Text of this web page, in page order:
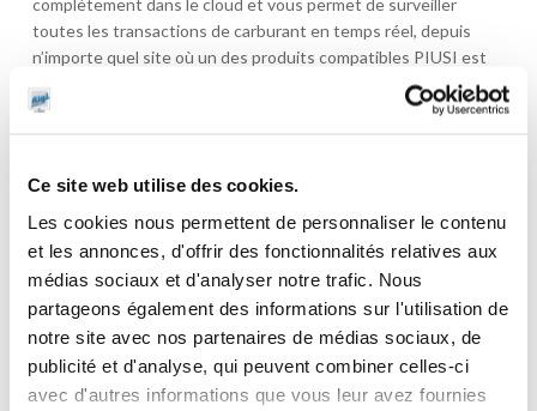
Ce site web utilise des cookies.
Les cookies nous permettent de personnaliser le contenu
et les annonces, d'offrir des fonctionnalités relatives aux
médias sociaux et d'analyser notre trafic. Nous
partageons également des informations sur l'utilisation de
notre site avec nos partenaires de médias sociaux, de
publicité et d'analyse, qui peuvent combiner celles-ci
avec d'autres informations que vous leur avez fournies
complètement dans le cloud et vous permet de surveiller
toutes les transactions de carburant en temps réel, depuis
n’importe quel site où un des produits compatibles PIUSI est
installé.
Télécharger la fiche en PDF
INFORMATIONS
COMPLÉMENTAIRES